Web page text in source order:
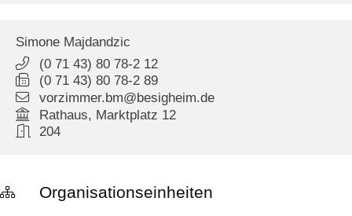
Simone Majdandzic
(0 71 43) 80 78-2 12
(0 71 43) 80 78-2 89
vorzimmer.bm@besigheim.de
Rathaus, Marktplatz 12
204
Organisationseinheiten